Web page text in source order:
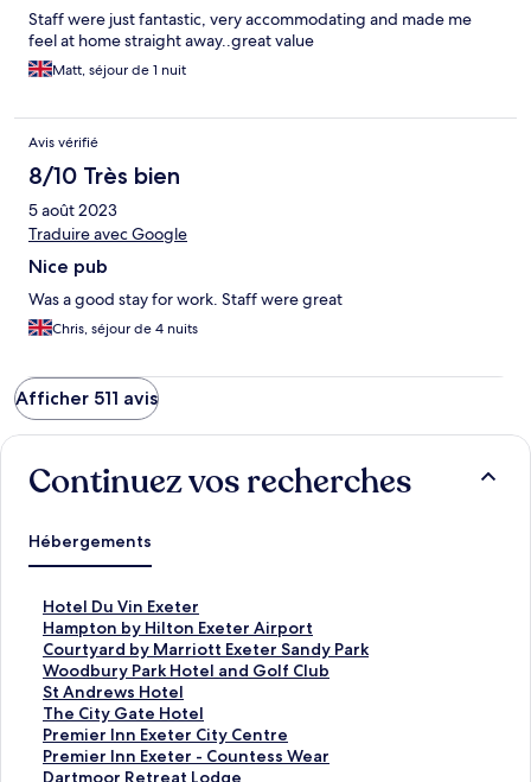
Staff were just fantastic, very accommodating and made me
feel at home straight away..great value
Matt, séjour de 1 nuit
Avis vérifié
8/10 Très bien
5 août 2023
Traduire avec Google
Nice pub
Was a good stay for work. Staff were great
Chris, séjour de 4 nuits
Afficher 511 avis
Continuez vos recherches
Hébergements
Hotel Du Vin Exeter
L
i
e
n
o
u
v
r
a
Hampton by Hilton Exeter Airport
L
i
e
n
o
u
v
r
Courtyard by Marriott Exeter Sandy Park
L
i
e
n
o
u
v
Woodbury Park Hotel and Golf Club
L
i
e
n
o
u
St Andrews Hotel
L
i
e
n
o
The City Gate Hotel
L
i
e
n
Premier Inn Exeter City Centre
L
i
e
Premier Inn Exeter - Countess Wear
L
iDartmoor Retreat Lodge
L